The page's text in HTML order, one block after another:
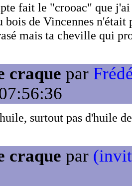
fait le "crooac" que
bois de Vincennes n'était
mais ta cheville qui
craque par
surtout pas d'huile
craque par